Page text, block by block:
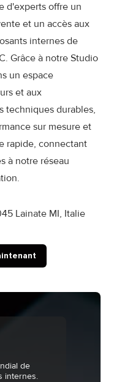
d'experts offre un
et un accès aux
internes de
Grâce à notre Studio
un espace
et aux
techniques durables,
sur mesure et
rapide, connectant
à notre réseau
Lainate MI, Italie
de
internes.